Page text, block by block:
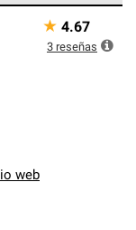
de techos
estrictos
web
★ 4.67
3 reseñas